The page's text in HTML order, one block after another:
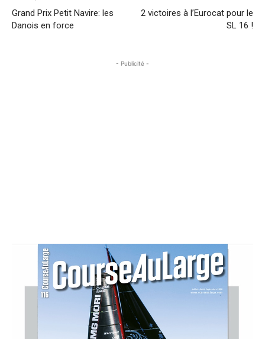
Grand Prix Petit Navire: les
Danois en force
2 victoires à l’Eurocat pour le
SL 16 !
- Publicité -